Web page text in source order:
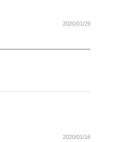
2020/01/29
2020/01/16